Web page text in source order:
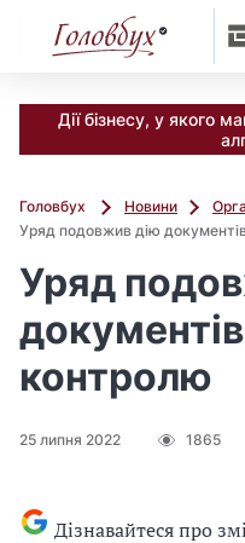
Дії бізнесу, у якого
Головбух Новини
Уряд подовжив дію
Уряд
контролю
25 липня 2022 1865
Дізнавайтеся про